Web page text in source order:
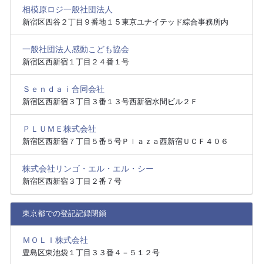
相模原ロジ一般社団法人
新宿区四谷２丁目９番地１５東京ユナイテッド綜合事務所内
一般社団法人感動こども協会
新宿区西新宿１丁目２４番１号
Ｓｅｎｄａｉ合同会社
新宿区西新宿３丁目３番１３号西新宿水間ビル２Ｆ
ＰＬＵＭＥ株式会社
新宿区西新宿７丁目５番５号Ｐｌａｚａ西新宿ＵＣＦ４０６
株式会社リンゴ・エル・エル・シー
新宿区西新宿３丁目２番７号
東京都での登記記録閉鎖
ＭＯＬＩ株式会社
豊島区東池袋１丁目３３番４－５１２号